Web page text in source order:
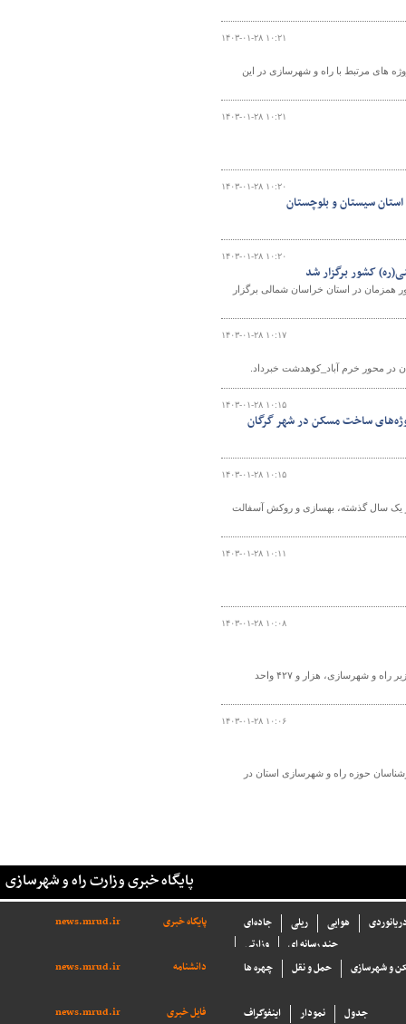
۱۴۰۳-۰۱-۲۸ ۱۰:۲۱
های مرتبط با راه و شهرسازی در این
۱۴۰۳-۰۱-۲۸ ۱۰:۲۱
۱۴۰۳-۰۱-۲۸ ۱۰:۲۰
۱۴۰۳-۰۱-۲۸ ۱۰:۲۰
کشور همزمان در استان خراسان شمالی برگزار
۱۴۰۳-۰۱-۲۸ ۱۰:۱۷
در محور خرم آباد_کوهدشت خبرداد.
۱۴۰۳-۰۱-۲۸ ۱۰:۱۵
ساخت مسکن در شهر گرگان
۱۴۰۳-۰۱-۲۸ ۱۰:۱۵
یک سال گذشته، بهسازی و روکش آسفالت
۱۴۰۳-۰۱-۲۸ ۱۰:۱۱
۱۴۰۳-۰۱-۲۸ ۱۰:۰۸
مدیرکل راه و شهرسازی خراسان جنوبی گفت: با حضور ویدیو کنفرانسی رییس‌جمهور و وزیر راه و شهرسازی، هزار و ۴۲۷ واحد
۱۴۰۳-۰۱-۲۸ ۱۰:۰۶
حوزه راه و شهرسازی استان در
پایگاه خبری وزارت راه و شهرسازی
پایگاه خبری news.mrud.ir جاده‌ای ریلی هوایی
وزارتی
چند رسانه ای
دانشنامه
news.mrud.ir چهره ها حمل و نقل و شهرسازی
فایل خبری news.mrud.ir اینفوگراف نمودار جدول